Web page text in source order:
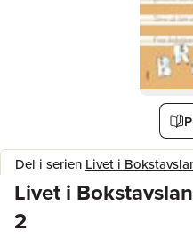
Del i serien Livet i
Livet i
2